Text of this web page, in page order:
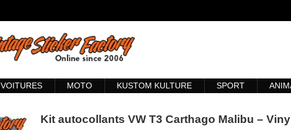
VOITURES MOTO KUSTOM KULTURE SPORT
Kit autocollants VW T3 Carthago Malibu –